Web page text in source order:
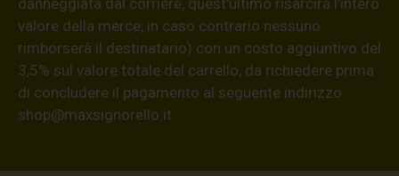
valore della merce, in caso contrario nessuno
rimborserà il destinatario) con un costo aggiuntivo del
3,5% sul valore totale del carrello, da richiedere prima
di concludere il pagamento al seguente indirizzo:
shop@maxsignorello.it